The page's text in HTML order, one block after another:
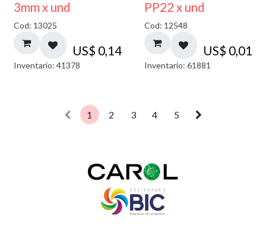
3mm x und
Cod: 13025
US$ 0,14
Inventario: 41378
PP22 x und
Cod: 12548
US$ 0,01
Inventario: 61881
1 2 3 4 5